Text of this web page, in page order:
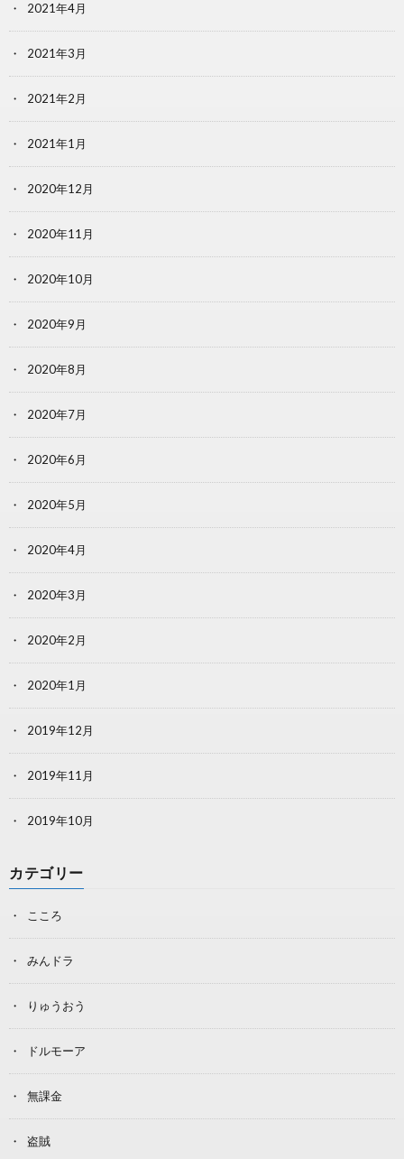
2021年4月
2021年3月
2021年2月
2021年1月
2020年12月
2020年11月
2020年10月
2020年9月
2020年8月
2020年7月
2020年6月
2020年5月
2020年4月
2020年3月
2020年2月
2020年1月
2019年12月
2019年11月
2019年10月
カテゴリー
こころ
みんドラ
りゅうおう
ドルモーア
無課金
盗賊